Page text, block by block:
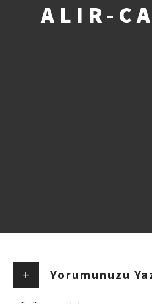
ALIR-
+ Yorumunuzu